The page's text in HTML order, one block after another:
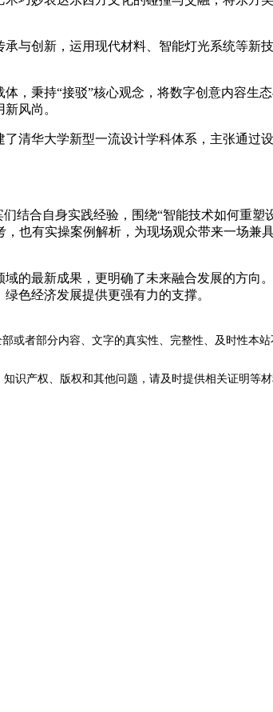
与创新，运用现代材料、智能灯光系统等新
，秉持“接驳”核心观念，将数字创意内容生
风尚。
清华大学新型一流设计学科体系，主张通过
合自身实践经验，围绕“智能技术如何重塑
也有实操案例解析，为现场观众带来一场兼
最新成果，更明确了未来融合发展的方向
色经济发展提供更强有力的支撑。
或者部分内容、文字的真实性、完整性、及时性本
识产权、版权和其他问题，请及时提供相关证明等